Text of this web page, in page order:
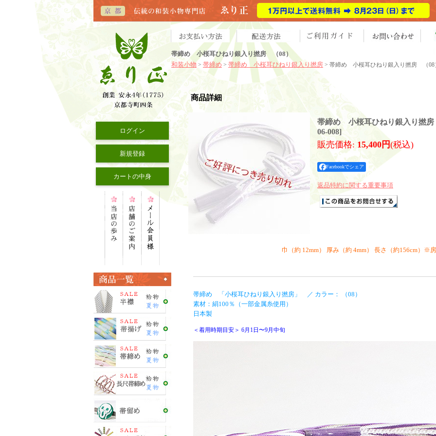
帯締め 小桜耳ひねり銀入り撚房 （08）
和装小物 > 帯締め > 帯締め 小桜耳ひねり銀入り撚房 > 帯締め 小桜耳ひねり銀入り撚房 （08
ログイン
新規登録
カートの中身
商品詳細
帯締め 小桜耳ひねり銀入り撚
06-008]
販売価格: 15,400円(税込)
Facebookでシェア
返品特約に関する重要事項
巾（約 12mm） 厚み（約 4mm） 長さ（約156cm）※
帯締め 「小桜耳ひねり銀入り撚房」 ／ カラー： （08）
素材：絹100％（一部金属糸使用）
日本製
＜着用時期目安＞ 6月1日〜9月中旬